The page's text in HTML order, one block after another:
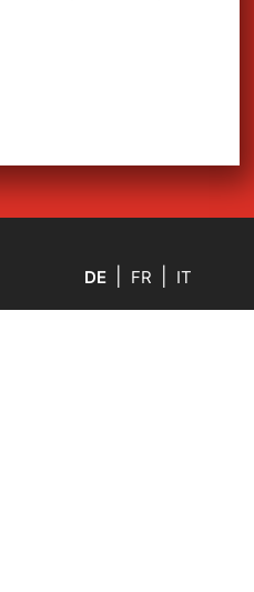
DE FR IT